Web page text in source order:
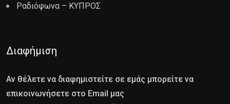
Ραδιόφωνα – ΚΥΠΡΟΣ
Διαφήμιση
Αν θέλετε να διαφημιστείτε σε εμάς μπορείτε να
επικοινωνήσετε στο Email μας